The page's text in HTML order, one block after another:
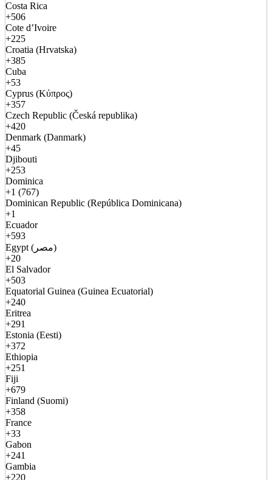
Costa Rica
+506
Cote d’Ivoire
+225
Croatia (Hrvatska)
+385
Cuba
+53
Cyprus (Κύπρος)
+357
Czech Republic (Česká republika)
+420
Denmark (Danmark)
+45
Djibouti
+253
Dominica
+1 (767)
Dominican Republic (República Dominicana)
+1
Ecuador
+593
Egypt (مصر)
+20
El Salvador
+503
Equatorial Guinea (Guinea Ecuatorial)
+240
Eritrea
+291
Estonia (Eesti)
+372
Ethiopia
+251
Fiji
+679
Finland (Suomi)
+358
France
+33
Gabon
+241
Gambia
+220